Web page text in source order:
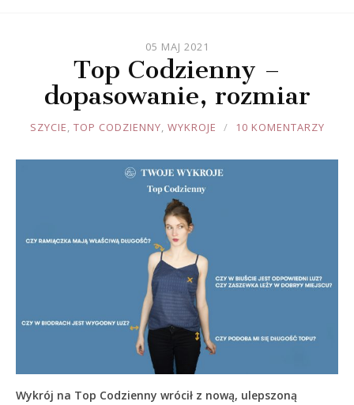
05 MAJ 2021
Top Codzienny –
dopasowanie, rozmiar
JOULE
SZYCIE, TOP CODZIENNY, WYKROJE 10 KOMENTARZY
Wykrój na Top Codzienny wrócił z nową, ulepszoną